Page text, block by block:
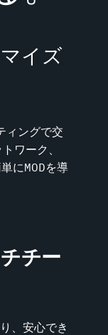
イズ
ングで交
ワーク、
にMODを導
チー
、安心でき